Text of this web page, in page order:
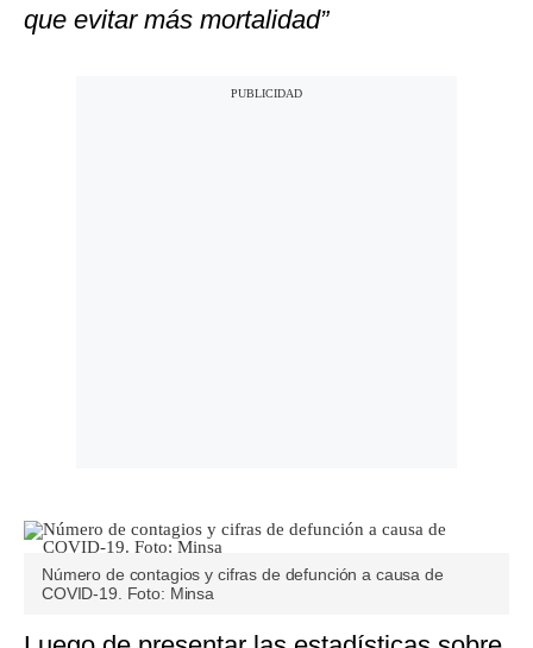
que evitar más mortalidad”
Número de contagios y cifras de defunción a causa de
COVID-19. Foto: Minsa